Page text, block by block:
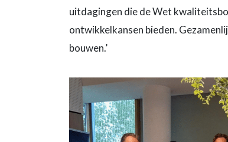
uitdagingen die de Wet
ontwikkelkansen bieden.
bouwen.’